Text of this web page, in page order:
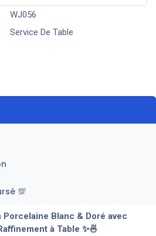
WJ056
Service De Table
💯
Porcelaine Blanc & Doré avec
à Table ✨🍜